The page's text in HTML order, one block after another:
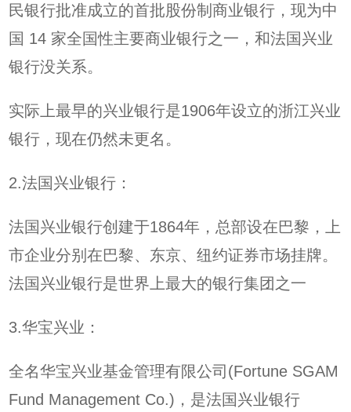
民银行批准成立的首批股份制商业银行，现为中
国 14 家全国性主要商业银行之一，和法国兴业
银行没关系。
实际上最早的兴业银行是1906年设立的浙江兴业
银行，现在仍然未更名。
2.法国兴业银行：
法国兴业银行创建于1864年，总部设在巴黎，上
市企业分别在巴黎、东京、纽约证券市场挂牌。
法国兴业银行是世界上最大的银行集团之一
3.华宝兴业：
全名华宝兴业基金管理有限公司(Fortune SGAM
Fund Management Co.)，是法国兴业银行